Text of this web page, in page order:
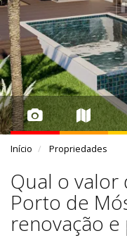
Início Propriedades
Qual o valor
Porto de
renovação e